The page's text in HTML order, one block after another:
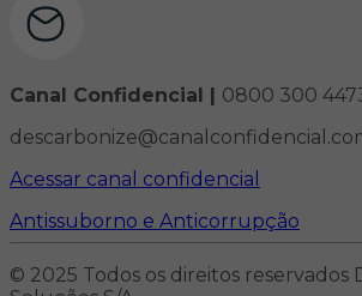
Canal Confidencial | 0800 300
Acessar canal confidencial
Antissuborno e Anticorrupção
© 2025 Todos os direitos reservados